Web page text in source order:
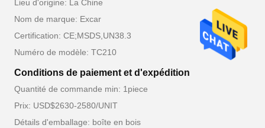
Lieu d'origine: La Chine
Nom de marque: Excar
Certification: CE;MSDS,UN38.3
Numéro de modèle: TC210
Conditions de paiement et d'expédition
Quantité de commande min: 1piece
Prix: USD$2630-2580/UNIT
Détails d'emballage: boîte en bois